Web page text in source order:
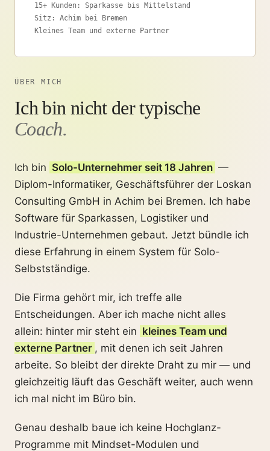
15+ Kunden: Sparkasse bis Mittelstand
Sitz: Achim bei Bremen
Kleines Team und externe Partner
ÜBER MICH
Ich bin nicht der typische
Coach.
Ich bin Solo-Unternehmer seit 18 Jahren —
Diplom-Informatiker, Geschäftsführer der Loskan
Consulting GmbH in Achim bei Bremen. Ich habe
Software für Sparkassen, Logistiker und
Industrie-Unternehmen gebaut. Jetzt bündle ich
diese Erfahrung in einem System für Solo-
Selbstständige.
Die Firma gehört mir, ich treffe alle
Entscheidungen. Aber ich mache nicht alles
allein: hinter mir steht ein kleines Team und
externe Partner , mit denen ich seit Jahren
arbeite. So bleibt der direkte Draht zu mir — und
gleichzeitig läuft das Geschäft weiter, auch wenn
ich mal nicht im Büro bin.
Genau deshalb baue ich keine Hochglanz-
Programme mit Mindset-Modulen und